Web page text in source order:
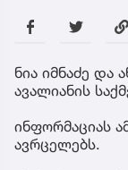
ნია იმნაძე და
ავალიანის
ინფორმაციას
ავრცელებს.